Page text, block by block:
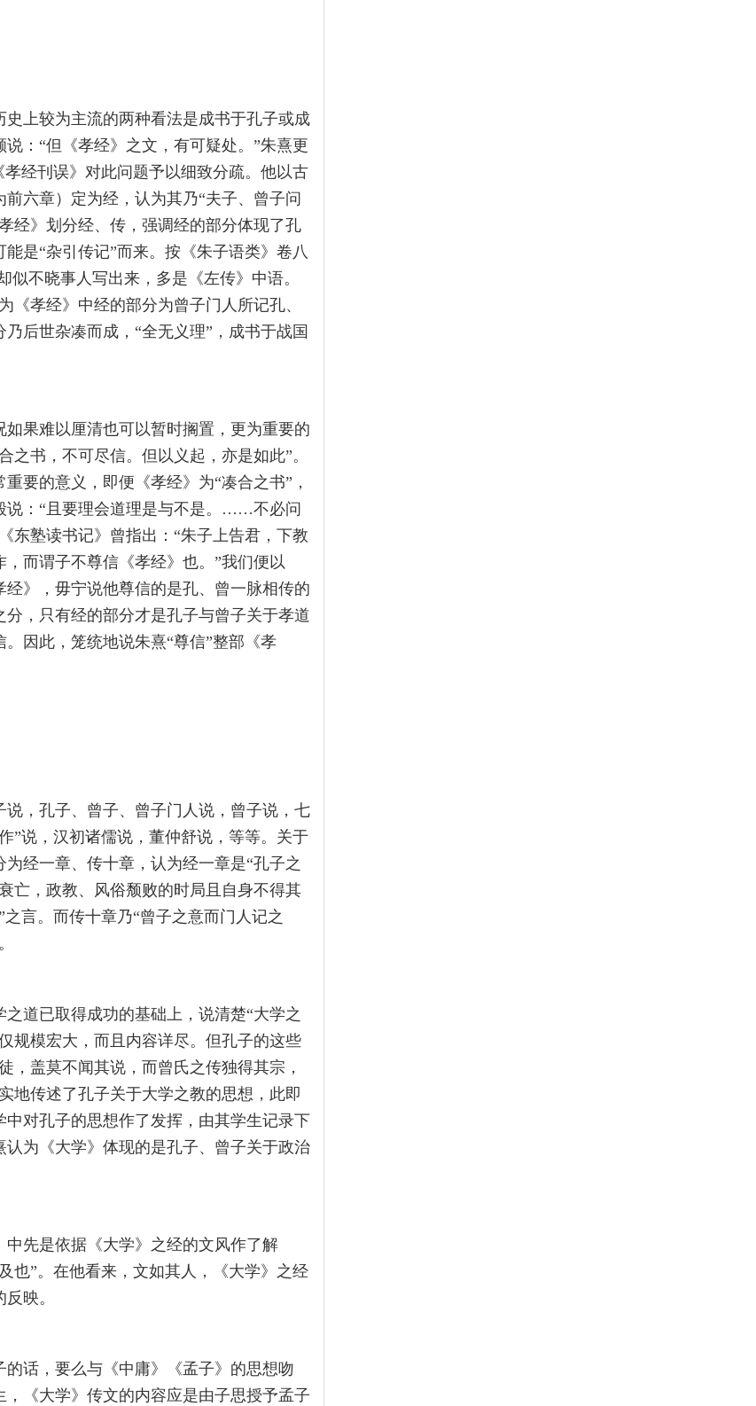
史上较为主流的两种看法是成书于孔子或成
：“但《孝经》之文，有可疑处。”朱熹更
经刊误》对此问题予以细致分疏。他以古
六章）定为经，认为其乃“夫子、曾子问
经》划分经、传，强调经的部分体现了孔
是“杂引传记”而来。按《朱子语类》卷八
似不晓事人写出来，多是《左传》中语。
孝经》中经的部分为曾子门人所记孔、
后世杂凑而成，“全无义理”，成书于战国
果难以厘清也可以暂时搁置，更为重要的
书，不可尽信。但以义起，亦是如此”。
要的意义，即便《孝经》为“凑合之书”，
说：“且要理会道理是与不是。……不必问
东塾读书记》曾指出：“朱子上告君，下教
而谓子不尊信《孝经》也。”我们便以
》，毋宁说他尊信的是孔、曾一脉相传的
，只有经的部分才是孔子与曾子关于孝道
因此，笼统地说朱熹“尊信”整部《孝
，孔子、曾子、曾子门人说，曾子说，七
”说，汉初诸儒说，董仲舒说，等等。关于
经一章、传十章，认为经一章是“孔子之
亡，政教、风俗颓败的时局且自身不得其
言。而传十章乃“曾子之意而门人记之
道已取得成功的基础上，说清楚“大学之
规模宏大，而且内容详尽。但孔子的这些
，盖莫不闻其说，而曾氏之传独得其宗，
地传述了孔子关于大学之教的思想，此即
中对孔子的思想作了发挥，由其学生记录下
为《大学》体现的是孔子、曾子关于政治
先是依据《大学》之经的文风作了解
也”。在他看来，文如其人，《大学》之经
映。
话，要么与《中庸》《孟子》的思想吻
《大学》传文的内容应是由子思授予孟子